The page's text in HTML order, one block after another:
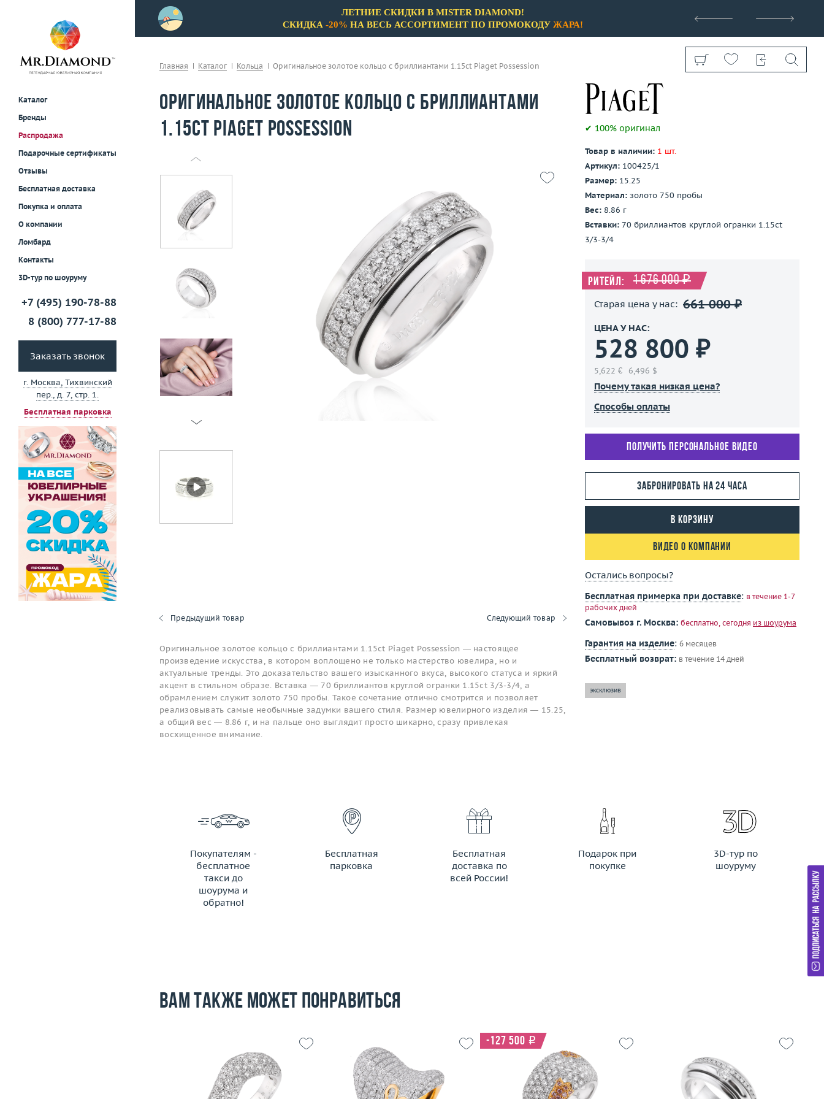
Каталог
Бренды
Распродажа
Подарочные сертификаты
Отзывы
Бесплатная доставка
Покупка и оплата
О компании
Ломбард
Контакты
3D-тур по шоуруму
+7 (495) 190-78-88
8 (800) 777-17-88
Заказать звонок
г. Москва, Тихвинский
пер., д. 7, стр. 1.
Бесплатная парковка
примерки!
ЛЕТНИЕ СКИДКИ В MISTER DIAMOND!
СКИДКА -20% НА ВЕСЬ АССОРТИМЕНТ ПО ПРОМОКОДУ ЖАРА!
Показать все
Главная Каталог Кольца Оригинальное золотое кольцо с бриллиантами 1.15ct Piaget Possession
Оригинальное золотое кольцо с бриллиантами
1.15ct Piaget Possession
Предыдущий товар Следующий товар
Оригинальное золотое кольцо с бриллиантами 1.15ct Piaget Possession — настоящее
произведение искусства, в котором воплощено не только мастерство ювелира, но и
актуальные тренды. Это доказательство вашего изысканного вкуса, высокого статуса и яркий
акцент в стильном образе. Вставка — 70 бриллиантов круглой огранки 1.15ct 3/3-3/4, а
обрамлением служит золото 750 пробы. Такое сочетание отлично смотрится и позволяет
реализовывать самые необычные задумки вашего стиля. Размер ювелирного изделия — 15.25,
а общий вес — 8.86 г, и на пальце оно выглядит просто шикарно, сразу привлекая
восхищенное внимание.
✔ 100% оригинал
Товар в наличии: 1 шт.
Артикул: 100425/1
Размер: 15.25
Материал: золото 750 пробы
Вес: 8.86 г
Вставки: 70 бриллиантов круглой огранки 1.15ct
3/3-3/4
Ритейл: 1 676 000 ₽
Старая цена у нас: 661 000 ₽
ЦЕНА У НАС:
528 800 ₽
5,622 € 6,496 $
Почему такая низкая цена?
Способы оплаты
Получить персональное видео
Забронировать на 24 часа
В корзину
Видео о компании
Остались вопросы?
Бесплатная примерка при доставке: в течение 1-7
рабочих дней
Самовывоз г. Москва: бесплатно, сегодня из шоурума
Гарантия на изделие: 6 месяцев
Бесплатный возврат: в течение 14 дней
эксклюзив
Покупателям -
бесплатное
такси до
шоурума и
обратно!
ЗАКАЗАТЬ ТАКСИ
Бесплатная
парковка
Бесплатная
доставка по
всей России!
Подарок при
покупке
3D-тур по
шоуруму
Вам также может понравиться
Размер
-127 500 i
Размер